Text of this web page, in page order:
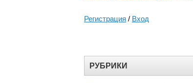
Регистрация / Вход
РУБРИКИ